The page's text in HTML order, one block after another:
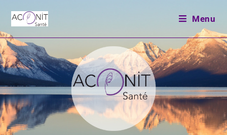
Menu